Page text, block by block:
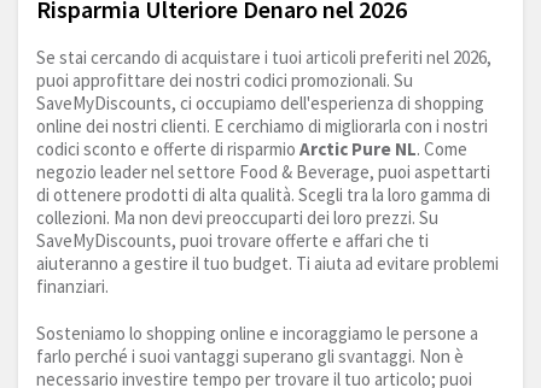
Risparmia Ulteriore Denaro nel 2026
Se stai cercando di acquistare i tuoi articoli preferiti nel 2026,
puoi approfittare dei nostri codici promozionali. Su
SaveMyDiscounts, ci occupiamo dell'esperienza di shopping
online dei nostri clienti. E cerchiamo di migliorarla con i nostri
codici sconto e offerte di risparmio Arctic Pure NL. Come
negozio leader nel settore Food & Beverage, puoi aspettarti
di ottenere prodotti di alta qualità. Scegli tra la loro gamma di
collezioni. Ma non devi preoccuparti dei loro prezzi. Su
SaveMyDiscounts, puoi trovare offerte e affari che ti
aiuteranno a gestire il tuo budget. Ti aiuta ad evitare problemi
finanziari.
Sosteniamo lo shopping online e incoraggiamo le persone a
farlo perché i suoi vantaggi superano gli svantaggi. Non è
necessario investire tempo per trovare il tuo articolo; puoi